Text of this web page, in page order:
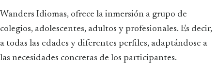
Wanders Idiomas, ofrece la inmersión a grupo de
colegios, adolescentes, adultos y profesionales. Es decir,
a todas las edades y diferentes perfiles, adaptándose a
las necesidades concretas de los participantes.